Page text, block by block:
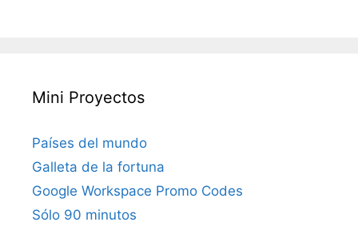
Mini Proyectos
Países del mundo
Galleta de la fortuna
Google Workspace Promo Codes
Sólo 90 minutos